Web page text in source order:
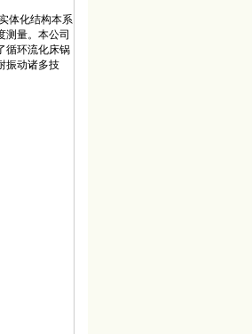
体化结构本系
测量。本公司
循环流化床锅
振动诸多技